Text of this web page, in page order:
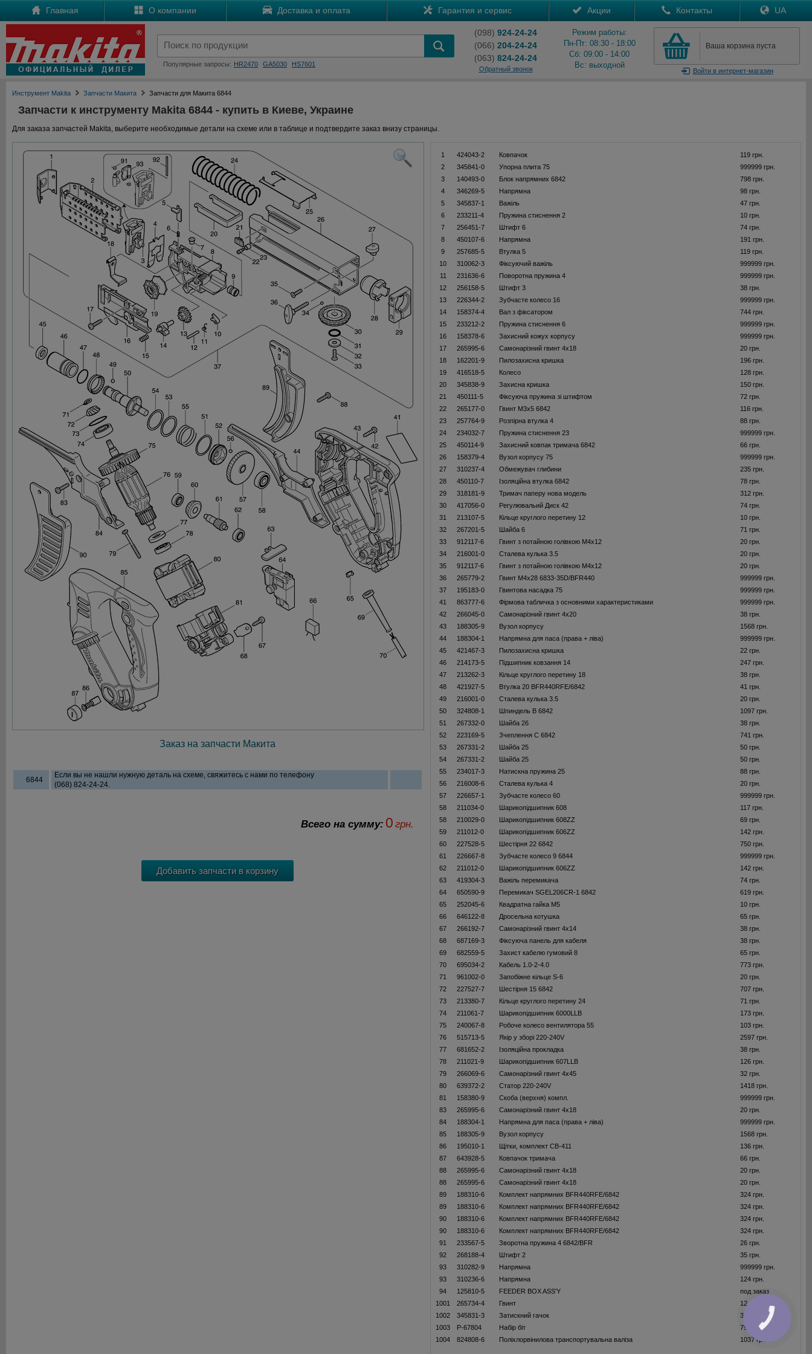
Главная О компании Доставка и оплата Гарантия и сервис Акции Контакты UA
Популярные запросы: HR2470 GA5030 HS7601
(098) 924-24-24
(066) 204-24-24
(063) 824-24-24
Обратный звонок
Режим работы:
Пн-Пт: 08:30 - 18:00
Сб: 09:00 - 14:00
Вс: выходной
Ваша корзина пуста
Войтив интернет-магазин
Инструмент Makita Запчасти Макита Запчасти для Макита 6844
Запчасти к инструменту Makita 6844 - купить в Киеве, Украине
Для заказа запчастей Makita, выберите необходимые детали на схеме или в таблице и подтвердите заказ внизу страницы.
Заказ на запчасти Макита
6844
Если вы не нашли нужную деталь на схеме, свяжитесь с нами по телефону
(068) 824-24-24.
Всего на сумму: 0 грн.
1 424043-2 Ковпачок
119 грн.
2
345841-0 Упорна плита 75
999999 грн.
3
140493-0 Блок напрямних 6842
798 грн.
4
346269-5 Напрямна
98 грн.
5
345837-1 Важіль
47 грн.
6
233211-4 Пружина стиснення 2
10 грн.
7
256451-7 Штифт 6
74 грн.
8
450107-6 Напрямна
191 грн.
9
257685-5 Втулка 5
119 грн.
10
310062-3 Фіксуючий важіль
999999 грн.
11
231636-6 Поворотна пружина 4
999999 грн.
12
256158-5 Штифт 3
38 грн.
13
226344-2 Зубчасте колесо 16
999999 грн.
14
158374-4 Вал з фіксатором
744 грн.
15
233212-2 Пружина стиснення 6
999999 грн.
16
158378-6 Захисний кожух корпусу
999999 грн.
17
265995-6 Самонарізний гвинт 4x18
20 грн.
18
162201-9 Пилозахисна кришка
196 грн.
19
416518-5 Колесо
128 грн.
20
345838-9 Захисна кришка
150 грн.
21
450111-5 Фіксуюча пружина зі штифтом
72 грн.
22
265177-0 Гвинт M3x5 6842
116 грн.
23
257764-9 Розпірна втулка 4
88 грн.
24
234032-7 Пружина стиснення 23
999999 грн.
25
450114-9 Захисний ковпак тримача 6842
66 грн.
26
158379-4 Вузол корпусу 75
999999 грн.
27
310237-4 Обмежувач глибини
235 грн.
28
450110-7 Ізоляційна втулка 6842
78 грн.
29
318181-9 Тримач паперу нова модель
312 грн.
30
417056-0 Регулювальий Диск 42
74 грн.
31
213107-5 Кільце круглого перетину 12
10 грн.
32
267201-5 Шайба 6
71 грн.
33
912117-6 Гвинт з потайною голівкою M4x12
20 грн.
34
216001-0 Сталева кулька 3.5
20 грн.
35
912117-6 Гвинт з потайною голівкою M4x12
20 грн.
36
265779-2 Гвинт M4x28 6833-35D/BFR440
999999 грн.
37
195183-0 Гвинтова насадка 75
999999 грн.
41
863777-6 Фiрмова табличка з основними характеристиками
999999 грн.
42
266045-0 Самонарізний гвинт 4x20
38 грн.
43
188305-9 Вузол корпусу
1568 грн.
44
188304-1 Напрямна для паса (права + ліва)
999999 грн.
45
421467-3 Пилозахисна кришка
22 грн.
46
214173-5 Підшипник ковзання 14
247 грн.
47
213262-3 Кільце круглого перетину 18
38 грн.
48
421927-5 Втулка 20 BFR440RFE/6842
41 грн.
49
216001-0 Сталева кулька 3.5
20 грн.
50
324808-1 Шпиндель B 6842
1097 грн.
51
267332-0 Шайба 26
38 грн.
52
223169-5 Зчеплення С 6842
741 грн.
53
267331-2 Шайба 25
50 грн.
54
267331-2 Шайба 25
50 грн.
55
234017-3 Натискна пружина 25
88 грн.
56
216008-6 Сталева кулька 4
20 грн.
57
226657-1 Зубчасте колесо 60
999999 грн.
58
211034-0 Шарикопідшипник 608
117 грн.
58
210029-0 Шарикопідшипник 608ZZ
69 грн.
59
211012-0 Шарикопідшипник 606ZZ
142 грн.
60
227528-5 Шестірня 22 6842
750 грн.
61
226667-8 Зубчасте колесо 9 6844
999999 грн.
62
211012-0 Шарикопідшипник 606ZZ
142 грн.
63
419304-3 Важіль перемикача
74 грн.
64
650590-9 Перемикач SGEL206CR-1 6842
619 грн.
65
252045-6 Квадратна гайка M5
10 грн.
66
646122-8 Дросельна котушка
65 грн.
67
266192-7 Самонарізний гвинт 4х14
38 грн.
68
687169-3 Фіксуюча панель для кабеля
38 грн.
69
682559-5 Захист кабелю гумовий 8
65 грн.
70
695034-2 Кабель 1.0-2-4.0
773 грн.
71
961002-0 Запобіжне кільце S-6
20 грн.
72
227527-7 Шестірня 15 6842
707 грн.
73
213380-7 Кільце круглого перетину 24
71 грн.
74
211061-7 Шарикопідшипник 6000LLB
173 грн.
75
240067-8 Робоче колесо вентилятора 55
103 грн.
76
515713-5 Якір у зборі 220-240V
2597 грн.
77
681652-2 Ізоляційна прокладка
38 грн.
78
211021-9 Шарикопідшипник 607LLB
126 грн.
79
266069-6 Самонарізний гвинт 4x45
32 грн.
80
639372-2 Статор 220-240V
1418 грн.
81
158380-9 Скоба (верхня) компл.
999999 грн.
83
265995-6 Самонарізний гвинт 4x18
20 грн.
84
188304-1 Напрямна для паса (права + ліва)
999999 грн.
85
188305-9 Вузол корпусу
1568 грн.
86
195010-1 Щітки, комплект CB-411
136 грн.
87
643928-5 Ковпачок тримача
66 грн.
88
265995-6 Самонарізний гвинт 4x18
20 грн.
88
265995-6 Самонарізний гвинт 4x18
20 грн.
89
188310-6 Комплект напрямних BFR440RFE/6842
324 грн.
89
188310-6 Комплект напрямних BFR440RFE/6842
324 грн.
90
188310-6 Комплект напрямних BFR440RFE/6842
324 грн.
90
188310-6 Комплект напрямних BFR440RFE/6842
324 грн.
91
233567-5 Зворотна пружина 4 6842/BFR
26 грн.
92
268188-4 Штифт 2
35 грн.
93
310282-9 Напрямна
999999 грн.
93
310236-6 Напрямна
124 грн.
94
125810-5 FEEDER BOX ASS'Y
под заказ
1001
265734-4 Гвинт
12 грн.
1002
345831-3 Затискний гачок
39 грн.
1003
P-67804 Набiр бiт
792 грн.
1004
824808-6 Полiхлорвiнилова транспортувальна валiза 1037 грн.
КНОПКА
ЗВ'ЯЗКУ